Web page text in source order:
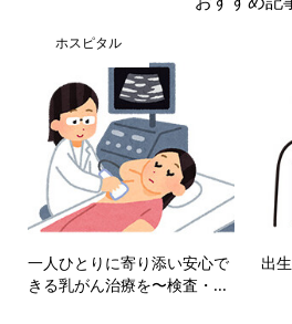
ホスピタル
一人ひとりに寄り添い安心で
きる乳がん治療を〜検査・...
出